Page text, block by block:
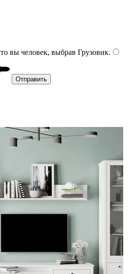
вы человек, выбрав Грузовик.